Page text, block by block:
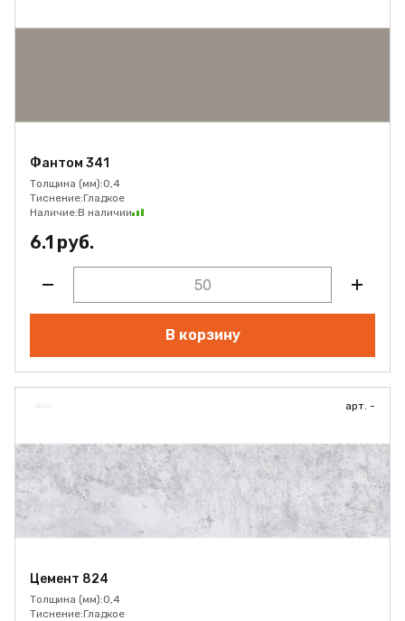
Фантом 341
Толщина (мм):0,4
Тиснение:Гладкое
Наличие:В наличии
6.1 руб.
В корзину
арт. -
Цемент 824
Толщина (мм):0,4
Тиснение:Гладкое